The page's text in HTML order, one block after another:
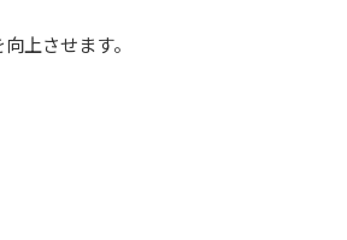
上させます。